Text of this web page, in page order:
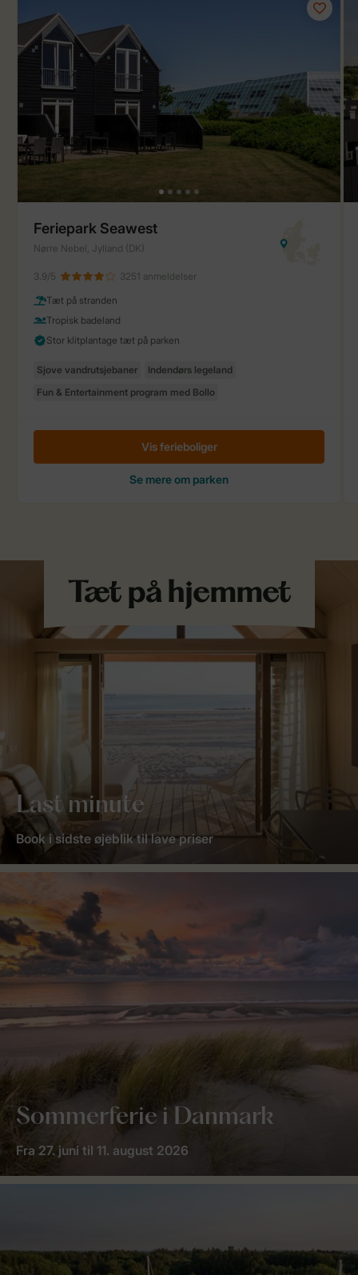
Last minute
Book i sidste øjeblik til lave priser
Sommerferie i Danmark
Fra 27. juni til 11. august 2026